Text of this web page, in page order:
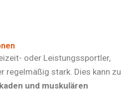
oder Leistungssportler,
regelmäßig stark. Dies kann zu
und muskulären